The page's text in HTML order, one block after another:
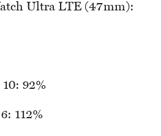
Ultra LTE (47mm):
92%
112%